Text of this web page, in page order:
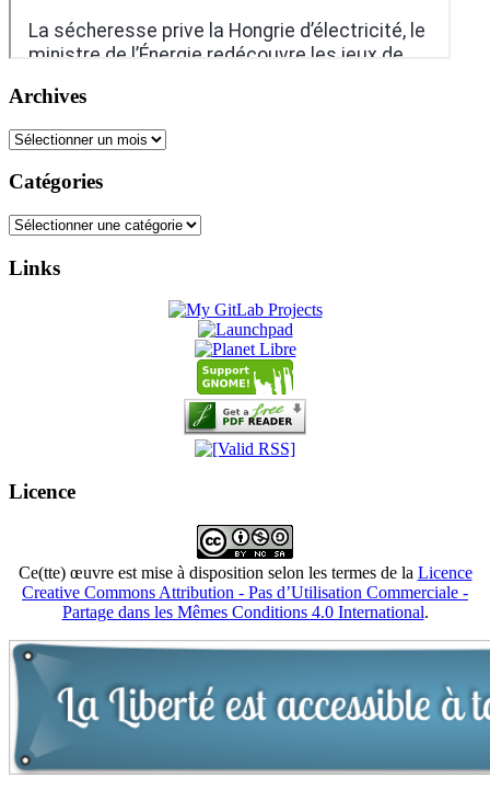
Archives
Archives
Catégories
Catégories
Links
Licence
Ce(tte) œuvre est mise à disposition selon les termes de la Licence
Creative Commons Attribution - Pas d’Utilisation Commerciale -
Partage dans les Mêmes Conditions 4.0 International.